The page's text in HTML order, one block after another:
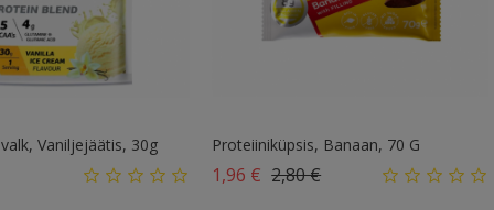
Vaniljejäätis, 30g Proteiiniküpsis, Banaan, 70 G
1,96 € Tavahind
2,80 €Hind